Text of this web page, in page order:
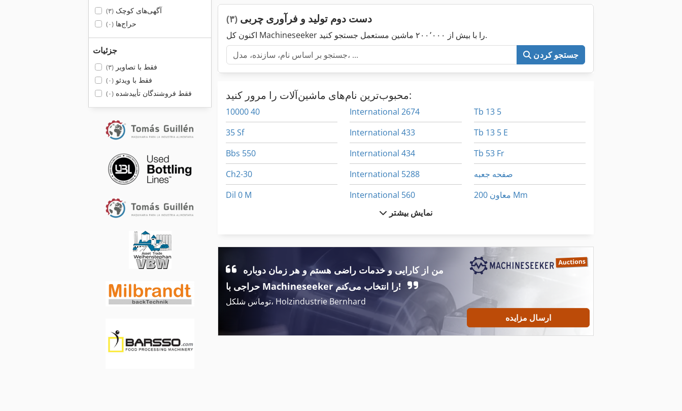
آگهی‌های کوچک(۳)
حراج‌ها(۰)
جزئیات
فقط با تصاویر(۳)
فقط با ویدئو(۰)
فقط فروشندگان تأییدشده(۰)
دست دوم تولید و فرآوری چربی (۳)
اکنون کل Machineseeker را با بیش از ۲۰۰٬۰۰۰ ماشین مستعمل جستجو کنید.
جستجو کردن
محبوب‌ترین نام‌های ماشین‌آلات را مرور کنید:
10000 40
35 Sf
Bbs 550
Ch2-30
Dil 0 M
Hsc 20 Linear
International 2674
International 433
International 434
International 5288
International 560
Kgs 1670
Ng 200
Tb 13 5
Tb 13 5 E
Tb 53 Fr
صفحه جعبه
معاون 200 Mm
نمایش بیشتر
حراجی با Machineseeker را انتخاب می‌کنم!
توماس شلکل، Holzindustrie Bernhard
ارسال مزایده